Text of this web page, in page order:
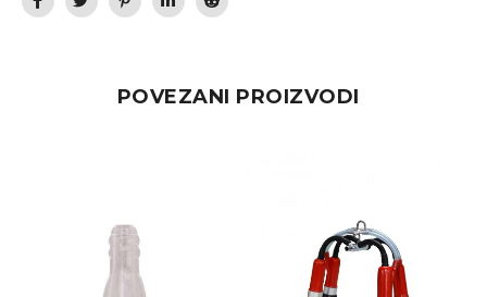
POVEZANI PROIZVODI